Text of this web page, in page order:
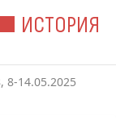
ИСТОРИЯ
8-14.05.2025